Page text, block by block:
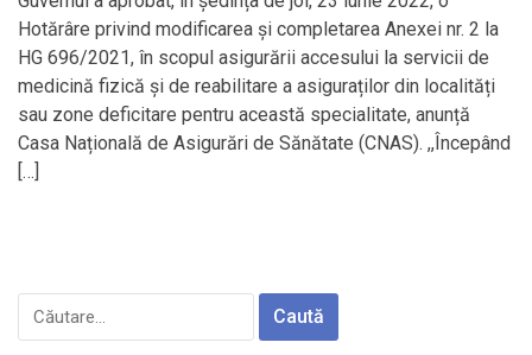
Hotărâre privind modificarea și completarea Anexei nr. 2 la
HG 696/2021, în scopul asigurării accesului la servicii de
medicină fizică și de reabilitare a asiguraților din localități
sau zone deficitare pentru această specialitate, anunță
Casa Națională de Asigurări de Sănătate (CNAS). ,,Începând
[…]
Caută
după: